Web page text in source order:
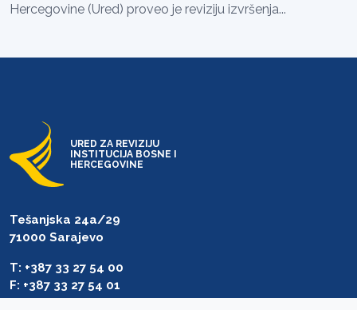
Hercegovine (Ured) proveo je reviziju izvršenja...
URED ZA REVIZIJU
INSTITUCIJA BOSNE I
HERCEGOVINE
Tešanjska 24a/29
71000 Sarajevo
T: +387 33 27 54 00
F: +387 33 27 54 01